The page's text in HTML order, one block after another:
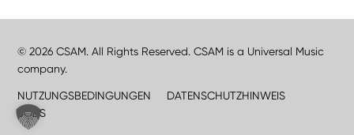
© 2026 CSAM. All Rights Reserved. CSAM is a Universal Music
company.
NUTZUNGSBEDINGUNGEN
DATENSCHUTZHINWEIS
JOBS